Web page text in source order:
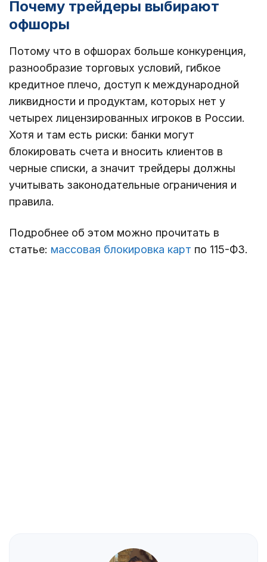
Почему трейдеры выбирают
офшоры
Потому что в офшорах больше конкуренция,
разнообразие торговых условий, гибкое
кредитное плечо, доступ к международной
ликвидности и продуктам, которых нет у
четырех лицензированных игроков в России.
Хотя и там есть риски: банки могут
блокировать счета и вносить клиентов в
черные списки, а значит трейдеры должны
учитывать законодательные ограничения и
правила.
Подробнее об этом можно прочитать в
статье: массовая блокировка карт по 115-ФЗ.